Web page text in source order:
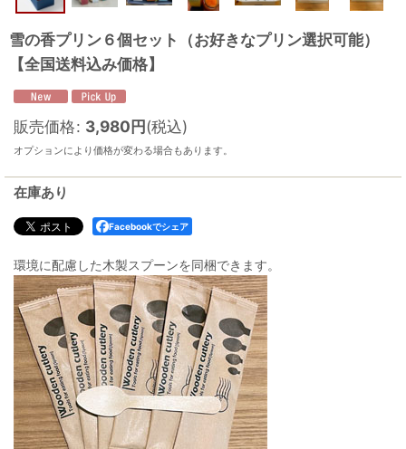
雪の香プリン６個セット（お好きなプリン選択可能）
【全国送料込み価格】
販売価格: 3,980円(税込)
オプションにより価格が変わる場合もあります。
在庫あり
Facebookでシェア
環境に配慮した木製スプーンを同梱できます。